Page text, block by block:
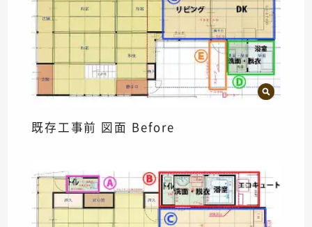
既存工事前 図面 Before